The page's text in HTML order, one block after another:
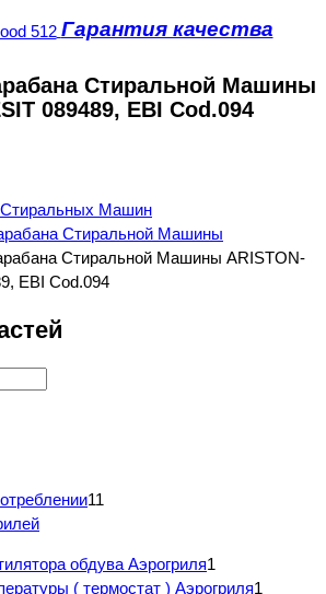
Гарантия качества
Стиральной Машины
089489, EBI Cod.094
Стиральных Машин
Стиральной Машины
Стиральной Машины ARISTON-
EBI Cod.094
11
обдува Аэрогриля1
( термостат ) Аэрогриля1